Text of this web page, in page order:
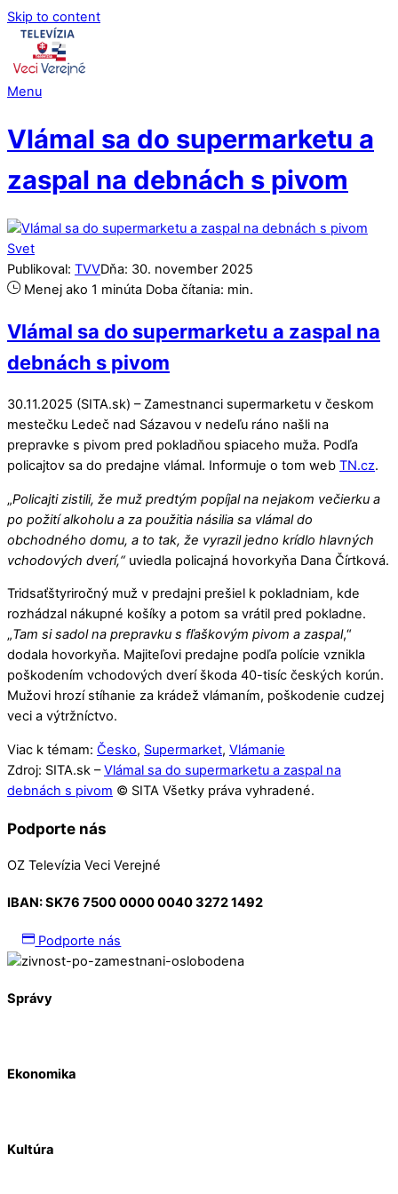
Skip to content
Menu
Vlámal sa do supermarketu a
zaspal na debnách s pivom
Svet
Publikoval: TVVDňa: 30. november 2025
Menej ako 1 minúta Doba čítania: min.
Vlámal sa do supermarketu a zaspal na
debnách s pivom
30.11.2025 (SITA.sk) – Zamestnanci supermarketu v českom
mestečku Ledeč nad Sázavou v nedeľu ráno našli na
prepravke s pivom pred pokladňou spiaceho muža. Podľa
policajtov sa do predajne vlámal. Informuje o tom web TN.cz.
„Policajti zistili, že muž predtým popíjal na nejakom večierku a
po požití alkoholu a za použitia násilia sa vlámal do
obchodného domu, a to tak, že vyrazil jedno krídlo hlavných
vchodových dverí,“uviedla policajná hovorkyňa Dana Čírtková.
Tridsaťštyriročný muž v predajni prešiel k pokladniam, kde
rozhádzal nákupné košíky a potom sa vrátil pred pokladne.
„Tam si sadol na prepravku s fľaškovým pivom a zaspal,“
dodala hovorkyňa. Majiteľovi predajne podľa polície vznikla
poškodením vchodových dverí škoda 40-tisíc českých korún.
Mužovi hrozí stíhanie za krádež vlámaním, poškodenie cudzej
veci a výtržníctvo.
Viac k témam: Česko, Supermarket, Vlámanie
Zdroj: SITA.sk –Vlámal sa do supermarketu a zaspal na
debnách s pivom © SITA Všetky práva vyhradené.
Podporte nás
OZ Televízia Veci Verejné
IBAN:SK76 7500 0000 0040 3272 1492
Podporte nás
Správy
Ekonomika
Kultúra